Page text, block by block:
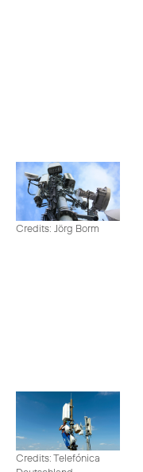
Credits: Jörg Borm
Credits: Telefónica